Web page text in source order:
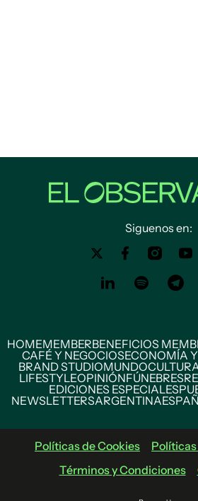
Siguenos en:
HOMEMEMBERBENEFICIOS
CAFÉ Y NEGOCIOSECONOMÍA
BRAND STUDIOMUNDO
LIFESTYLEOPINIÓNFÚNEBRES
EDICIONES ESPECIALES
NEWSLETTERSARGENTINA
Políticas de Cookies
Términos y Condiciones